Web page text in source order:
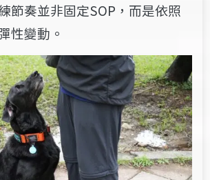
節奏並非固定SOP，而是依照
性變動。